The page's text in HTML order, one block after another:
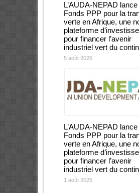
L’AUDA-NEPAD lance
Fonds PPP pour la
verte en Afrique, une
plateforme
pour financer l’avenir
industriel vert du
5 août 2026
L’AUDA-NEPAD lance
Fonds PPP pour la
verte en Afrique, une
plateforme
pour financer l’avenir
industriel vert du
1 août 2026